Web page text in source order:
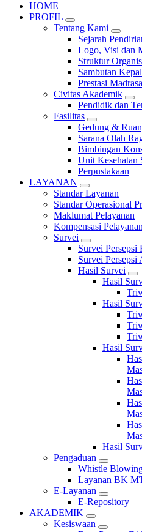
HOME
PROFIL
Tentang Kami
Sejarah
Logo, Visi dan
Struktur
Sambutan
Prestasi
Civitas Akademik
Pendidik dan
Fasilitas
Gedung &
Sarana Olah
Bimbingan
Unit Kesehatan
Perpustakaan
LAYANAN
Standar Layanan
Standar Operasional
Maklumat Pelayanan
Kompensasi Pelayanan
Survei
Survei Persepsi
Survei
Hasil Survei
Hasil
Hasil
Hasil
Hasil
Pengaduan
Whistle
Layanan BK
E-Layanan
E-Repository
AKADEMIK
Kesiswaan